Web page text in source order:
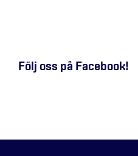
Följ oss på Facebook!